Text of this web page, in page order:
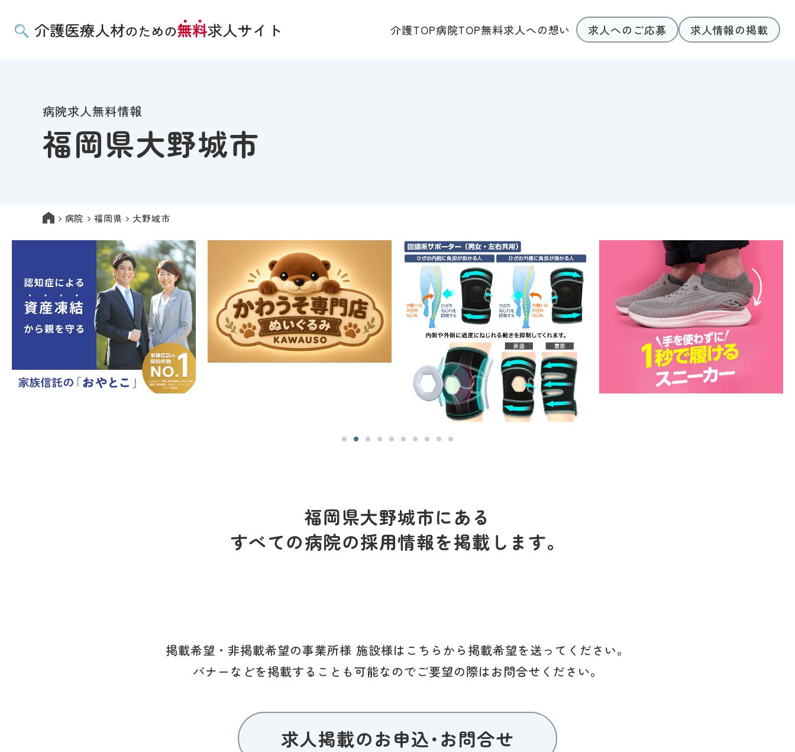
介護TOP病院TOP無料求人への想い 求人へのご応募 求人情報の掲載
病院求人無料情報
福岡県大野城市
病院 福岡県 大野城市
福岡県大野城市にある
すべての病院の採用情報を掲載します。
掲載希望・非掲載希望の事業所様 施設様はこちらから掲載希望を送ってください。
バナーなどを掲載することも可能なのでご要望の際はお問合せください。
求人掲載のお申込･お問合せ